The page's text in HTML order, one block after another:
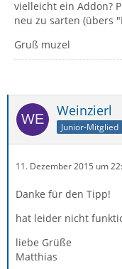
vielleicht ein Addon?
neu zu sarten (übers
Gruß muzel
Weinzierl
Junior-Mitglied
11. Dezember 2015 um
Danke für den Tipp!
hat leider nicht
liebe Grüße
Matthias